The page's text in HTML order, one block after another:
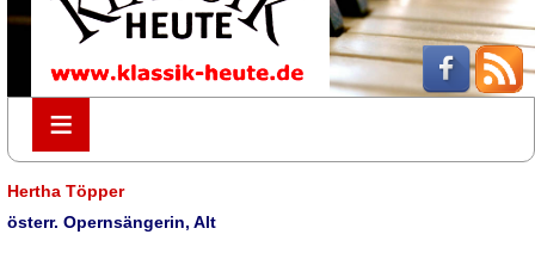
≡
≡
Hertha Töpper
österr. Opernsängerin, Alt